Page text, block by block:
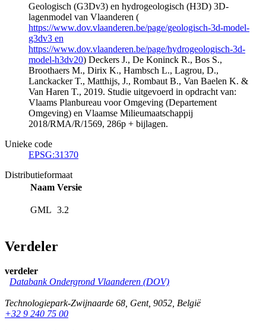
Geologisch (G3Dv3) en hydrogeologisch (H3D) 3D-
lagenmodel van Vlaanderen (
https://www.dov.vlaanderen.be/page/geologisch-3d-model-
g3dv3 en
https://www.dov.vlaanderen.be/page/hydrogeologisch-3d-
model-h3dv20) Deckers J., De Koninck R., Bos S.,
Broothaers M., Dirix K., Hambsch L., Lagrou, D.,
Lanckacker T., Matthijs, J., Rombaut B., Van Baelen K. &
Van Haren T., 2019. Studie uitgevoerd in opdracht van:
Vlaams Planbureau voor Omgeving (Departement
Omgeving) en Vlaamse Milieumaatschappij
2018/RMA/R/1569, 286p + bijlagen.
Unieke code
EPSG:31370
Distributieformaat
Naam Versie
GML 3.2
Verdeler
verdeler
Databank Ondergrond Vlaanderen (DOV)
Technologiepark-Zwijnaarde 68, Gent, 9052, België
+32 9 240 75 00